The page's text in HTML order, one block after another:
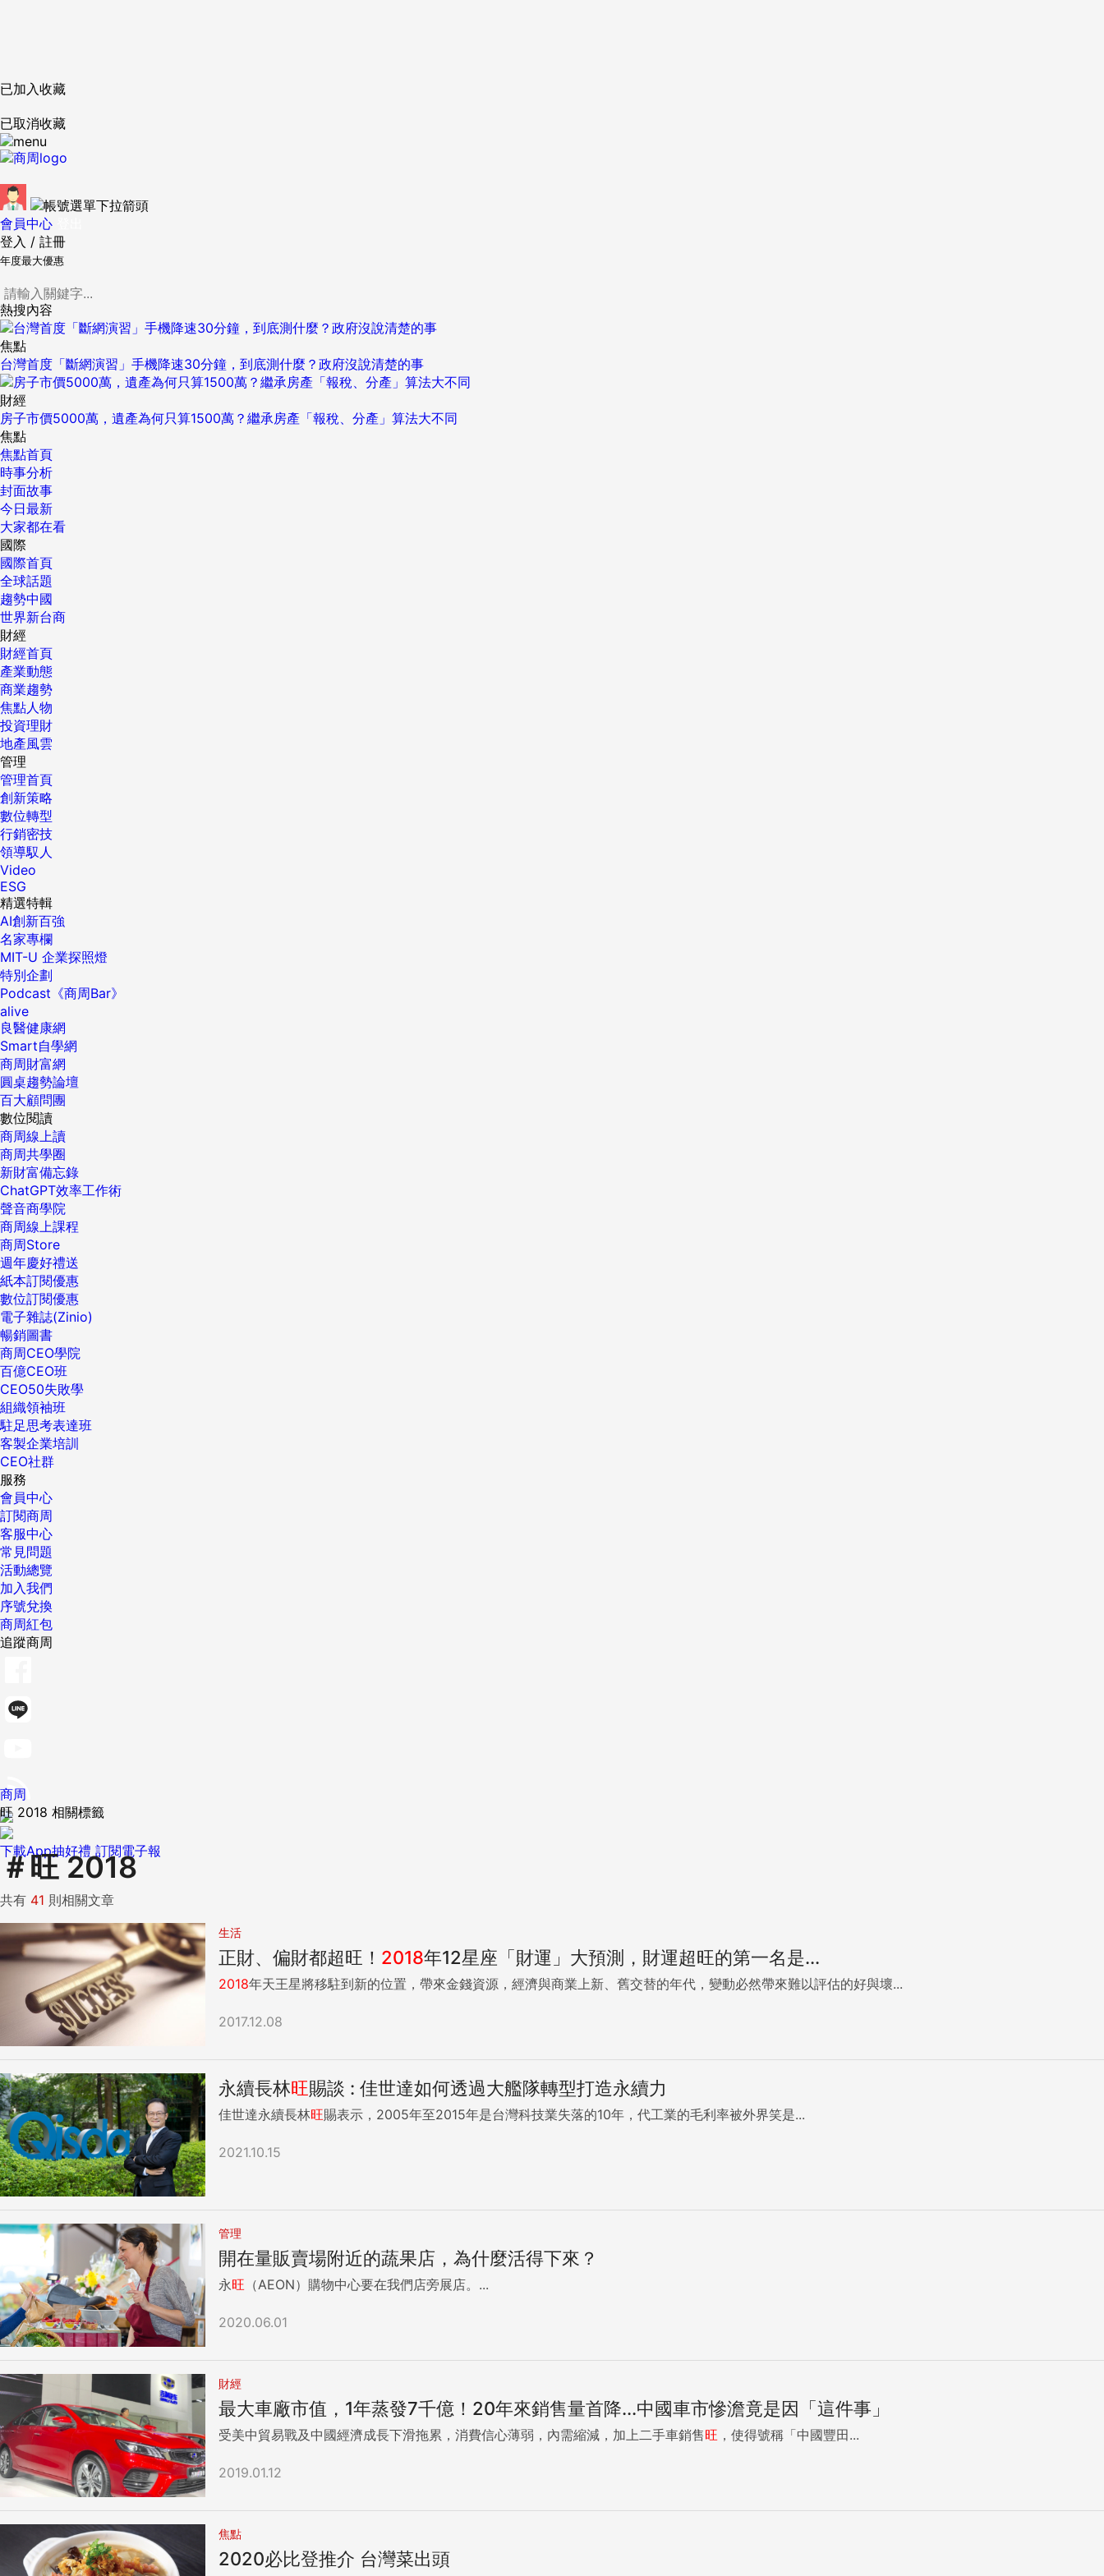
已加入收藏
已取消收藏
會員中心
登入 / 註冊
年度最大優惠
熱搜內容
焦點
台灣首度「斷網演習」手機降速30分鐘，到底測什麼？政府沒說清楚的事
財經
房子市價5000萬，遺產為何只算1500萬？繼承房產「報稅、分產」算法大不同
焦點
焦點首頁
時事分析
封面故事
今日最新
大家都在看
國際
國際首頁
全球話題
趨勢中國
世界新台商
財經
財經首頁
產業動態
商業趨勢
焦點人物
投資理財
地產風雲
管理
管理首頁
創新策略
數位轉型
行銷密技
領導馭人
Video
ESG
精選特輯
AI創新百強
名家專欄
MIT-U 企業探照燈
特別企劃
Podcast《商周Bar》
alive
良醫健康網
Smart自學網
商周財富網
圓桌趨勢論壇
百大顧問團
數位閱讀
商周線上讀
商周共學圈
新財富備忘錄
ChatGPT效率工作術
聲音商學院
商周線上課程
商周Store
週年慶好禮送
紙本訂閱優惠
數位訂閱優惠
電子雜誌(Zinio)
暢銷圖書
商周CEO學院
百億CEO班
CEO50失敗學
組織領袖班
駐足思考表達班
客製企業培訓
CEO社群
服務
會員中心
訂閱商周
客服中心
常見問題
活動總覽
加入我們
序號兌換
商周紅包
追蹤商周
下載App抽好禮 訂閱電子報
商周
旺 2018 相關標籤
＃旺 2018
共有 41 則相關文章
生活
正財、偏財都超旺！ 2018年12星座「財運」大預測，財運超旺的第一名是...
2018年天王星將移駐到新的位置，帶來金錢資源，經濟與商業上新、舊交替的年代，變動必然帶來難以評估的好與壞...
2017.12.08
永續長林旺賜談 : 佳世達如何透過大艦隊轉型打造永續力
佳世達永續長林旺賜表示，2005年至2015年是台灣科技業失落的10年，代工業的毛利率被外界笑是...
2021.10.15
管理
開在量販賣場附近的蔬果店，為什麼活得下來？
永旺 （AEON）購物中心要在我們店旁展店。...
2020.06.01
財經
最大車廠市值，1年蒸發7千億！20年來銷售量首降...中國車市慘澹竟是因「這件事」
受美中貿易戰及中國經濟成長下滑拖累，消費信心薄弱，內需縮減，加上二手車銷售旺 ，使得號稱「中國豐田...
2019.01.12
焦點
2020必比登推介 台灣菜出頭